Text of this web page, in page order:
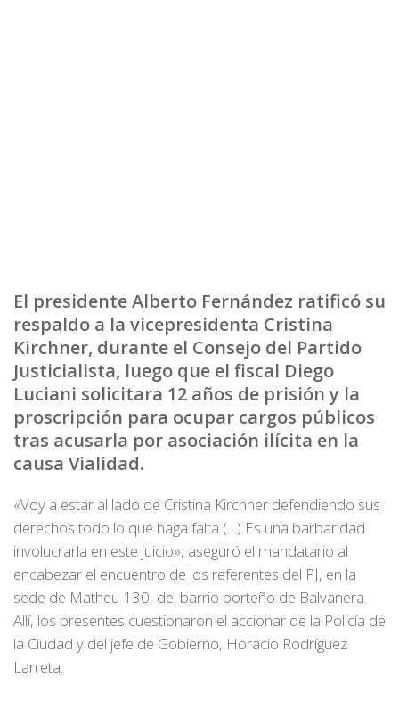
El presidente Alberto Fernández ratificó su
respaldo a la vicepresidenta Cristina
Kirchner, durante el Consejo del Partido
Justicialista, luego que el fiscal Diego
Luciani solicitara 12 años de prisión y la
proscripción para ocupar cargos públicos
tras acusarla por asociación ilícita en la
causa Vialidad.
«Voy a estar al lado de Cristina Kirchner defendiendo sus
derechos todo lo que haga falta (…) Es una barbaridad
involucrarla en este juicio», aseguró el mandatario al
encabezar el encuentro de los referentes del PJ, en la
sede de Matheu 130, del barrio porteño de Balvanera.
Allí, los presentes cuestionaron el accionar de la Policía de
la Ciudad y del jefe de Gobierno, Horacio Rodríguez
Larreta.